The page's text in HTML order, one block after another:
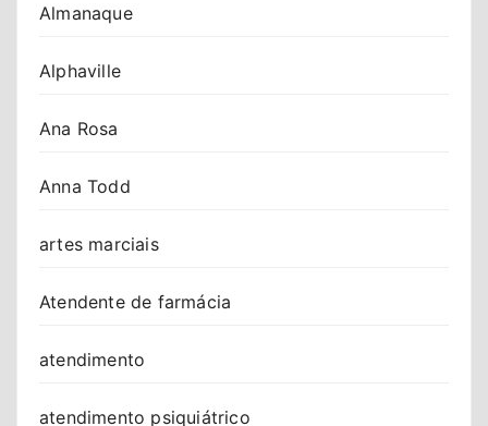
Almanaque
Alphaville
Ana Rosa
Anna Todd
artes marciais
Atendente de farmácia
atendimento
atendimento psiquiátrico